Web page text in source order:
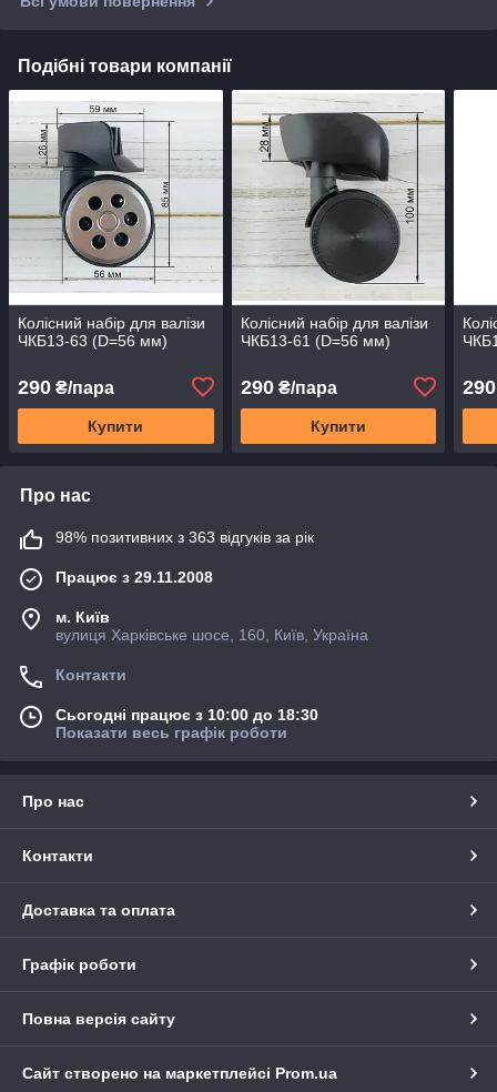
Подібні товари компанії
Колісний набір для валізи
ЧКБ13-63 (D=56 мм)
290 ₴/пара
Купити
Колісний набір для валізи
ЧКБ13-61 (D=56 мм)
290₴/пара
Купити
290
Про нас
98% позитивних з 363 відгуків за рік
Працює з 29.11.2008
м. Київ
вулиця Харківське шосе, 160, Київ, Україна
Контакти
Сьогодні працює з 10:00 до 18:30
Показати весь графік роботи
Про нас
Контакти
Доставка та оплата
Графік роботи
Повна версія сайту
Сайт створено на маркетплейсі Prom.ua